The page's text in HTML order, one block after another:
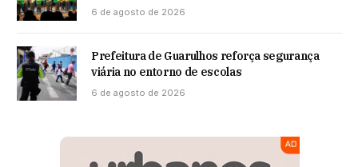
6 de agosto de 2026
Prefeitura de Guarulhos reforça segurança
viária no entorno de escolas
6 de agosto de 2026